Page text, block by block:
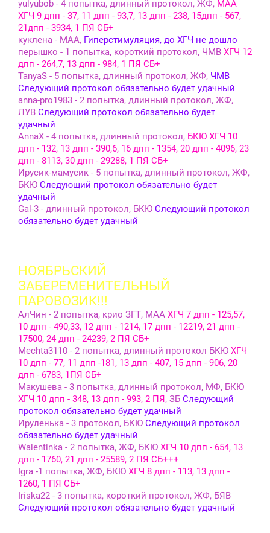
yulyubob - 4 попытка, длинный протокол, ЖФ, МАА
ХГЧ 9 дпп - 37, 11 дпп - 93,7, 13 дпп - 238, 15дпп - 567,
21дпп - 3934, 1 ПЯ СБ+
куклена - МАА, Гиперстимуляция, до ХГЧ не дошло
перышко - 1 попытка, короткий протокол, ЧМВ ХГЧ 12
дпп - 264,7, 13 дпп - 984, 1 ПЯ СБ+
TanyaS - 5 попытка, длинный протокол, ЖФ, ЧМВ
Следующий протокол обязательно будет удачный
anna-pro1983 - 2 попытка, длинный протокол, ЖФ,
ЛУВ Следующий протокол обязательно будет
удачный
AnnaX - 4 попытка, длинный протокол, БКЮ ХГЧ 10
дпп - 132, 13 дпп - 390,6, 16 дпп - 1354, 20 дпп - 4096, 23
дпп - 8113, 30 дпп - 29288, 1 ПЯ СБ+
Ирусик-мамусик - 5 попытка, длинный протокол, ЖФ,
БКЮ Следующий протокол обязательно будет
удачный
Gal-3 - длинный протокол, БКЮ Следующий протокол
обязательно будет удачный
НОЯБРЬСКИЙ
ЗАБЕРЕМЕНИТЕЛЬНЫЙ
ПАРОВОЗИК!!!
АлЧин - 2 попытка, крио ЗГТ, МАА ХГЧ 7 дпп - 125,57,
10 дпп - 490,33, 12 дпп - 1214, 17 дпп - 12219, 21 дпп -
17500, 24 дпп - 24239, 2 ПЯ СБ+
Mechta3110 - 2 попытка, длинный протокол БКЮ ХГЧ
10 дпп - 77, 11 дпп -181, 13 дпп - 407, 15 дпп - 906, 20
дпп - 6783, 1ПЯ СБ+
Макушева - 3 попытка, длинный протокол, МФ, БКЮ
ХГЧ 10 дпп - 348, 13 дпп - 993, 2 ПЯ, ЗБ Следующий
протокол обязательно будет удачный
Ируленька - 3 протокол, БКЮ Следующий протокол
обязательно будет удачный
Walentinka - 2 попытка, ЖФ, БКЮ ХГЧ 10 дпп - 654, 13
дпп - 1760, 21 дпп - 25589, 2 ПЯ СБ+++
Igra -1 попытка, ЖФ, БКЮ ХГЧ 8 дпп - 113, 13 дпп -
1260, 1 ПЯ СБ+
Iriska22 - 3 попытка, короткий протокол, ЖФ, БЯВ
Следующий протокол обязательно будет удачный